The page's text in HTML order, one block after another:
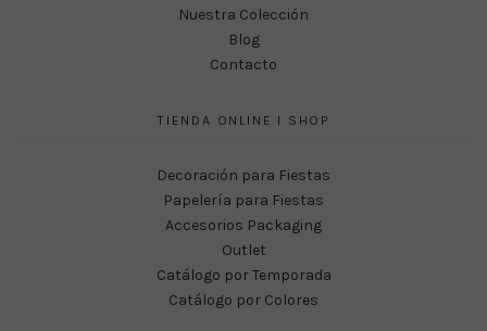
Nuestra Colección
Blog
Contacto
TIENDA ONLINE I SHOP
Decoración para Fiestas
Papelería para Fiestas
Accesorios Packaging
Outlet
Catálogo por Temporada
Catálogo por Colores